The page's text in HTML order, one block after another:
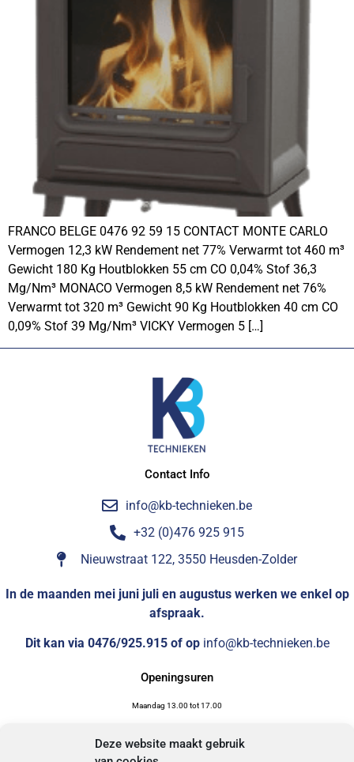
Deze website maakt gebruik
FRANCO BELGE 0476 92 59 15 CONTACT MONTE CARLO
Vermogen 12,3 kW Rendement net 77% Verwarmt tot 460 m³
Gewicht 180 Kg Houtblokken 55 cm CO 0,04% Stof 36,3
Mg/Nm³ MONACO Vermogen 8,5 kW Rendement net 76%
Verwarmt tot 320 m³ Gewicht 90 Kg Houtblokken 40 cm CO
0,09% Stof 39 Mg/Nm³ VICKY Vermogen 5 […]
Contact Info
info@kb-technieken.be
+32 (0)476 925 915
Nieuwstraat 122, 3550 Heusden-Zolder
In de maanden mei juni juli en augustus werken we enkel op
afspraak.
Dit kan via 0476/925.915 of op info@kb-technieken.be
Openingsuren
Maandag 13.00 tot 17.00
Woensdag op afspraak